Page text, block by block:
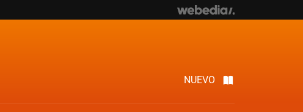
NUEVO